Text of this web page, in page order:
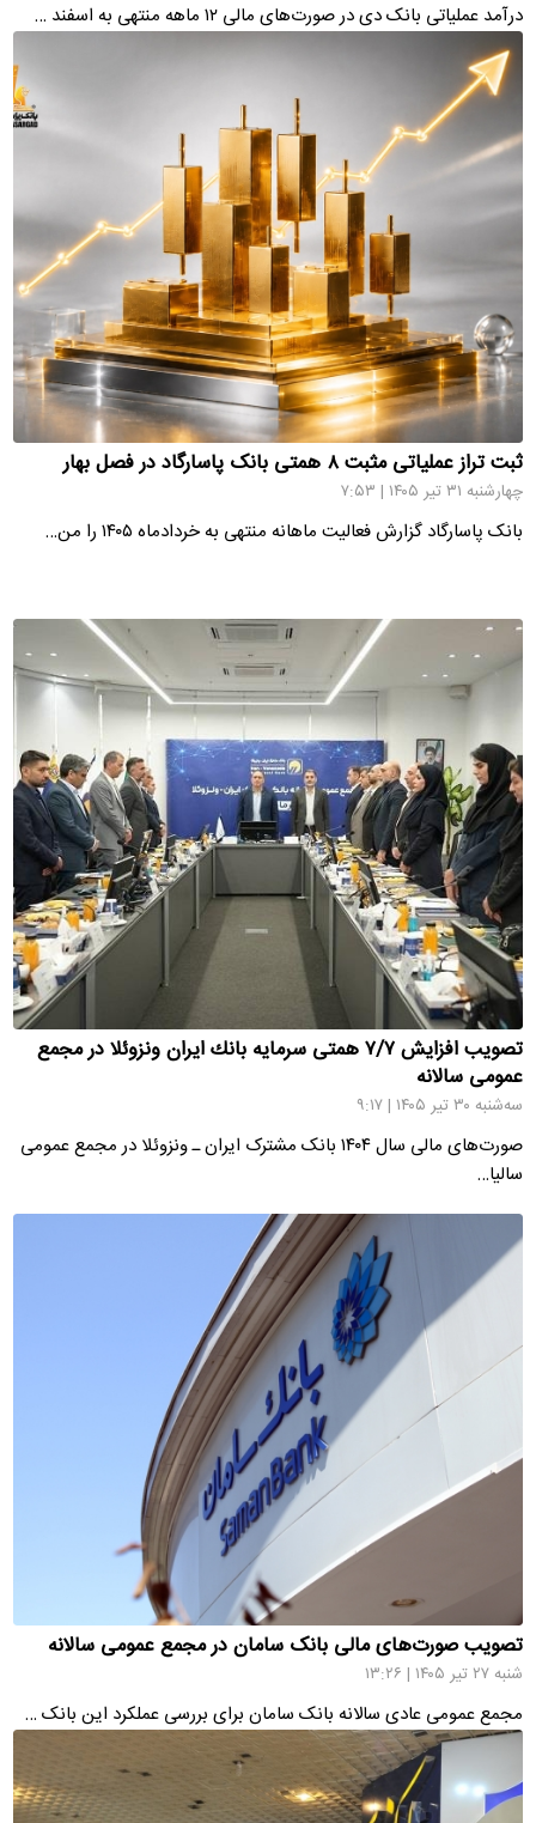
درآمد عملیاتی بانک دی در صورت‌های مالی ۱۲ ماهه منتهی به اسفند …
ثبت تراز عملیاتی مثبت ۸ همتی بانک پاسارگاد در فصل بهار
چهارشنبه ۳۱ تیر ۱۴۰۵ | ۷:۵۳
بانک پاسارگاد گزارش فعالیت ماهانه منتهی به خردادماه ۱۴۰۵ را من…
تصویب افزایش ۷/۷ همتی سرمایه بانك ایران ونزوئلا در مجمع
عمومی سالانه
سه‌شنبه ۳۰ تیر ۱۴۰۵ | ۹:۱۷
صورت‌های مالی سال ۱۴۰۴ بانک مشترک ایران ـ ونزوئلا در مجمع عمومی
سالیا…
تصویب صورت‌های مالی بانک سامان در مجمع عمومی سالانه
شنبه ۲۷ تیر ۱۴۰۵ | ۱۳:۲۶
مجمع عمومی عادی سالانه بانک سامان برای بررسی عملکرد این بانک …